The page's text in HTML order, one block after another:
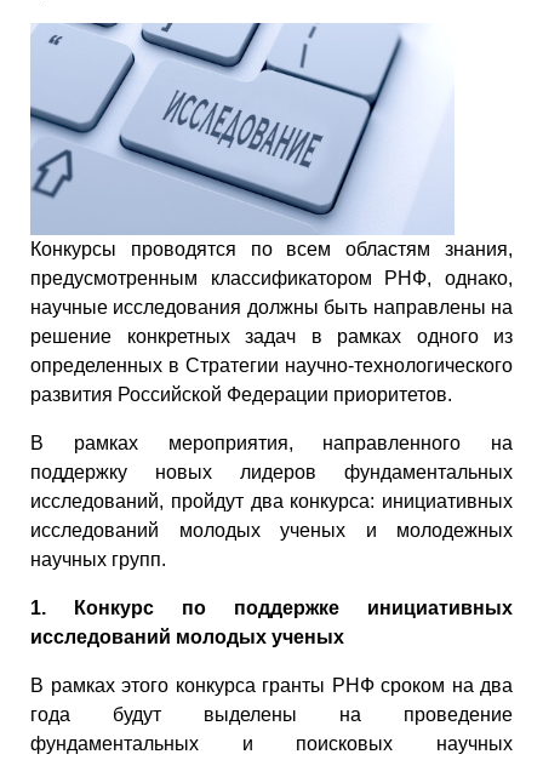
Конкурсы проводятся по всем областям знания,
предусмотренным классификатором РНФ, однако,
научные исследования должны быть направлены на
решение конкретных задач в рамках одного из
определенных в Стратегии научно-технологического
развития Российской Федерации приоритетов.
В рамках мероприятия, направленного на
поддержку новых лидеров фундаментальных
исследований, пройдут два конкурса: инициативных
исследований молодых ученых и молодежных
научных групп.
1. Конкурс по поддержке инициативных
исследований молодых ученых
В рамках этого конкурса гранты РНФ сроком на два
года будут выделены на проведение
фундаментальных и поисковых научных